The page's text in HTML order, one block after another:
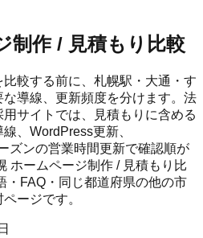
制作 / 見積もり比較
較する前に、札幌駅・大通・す
導線、更新頻度を分けます。法
サイトでは、見積もりに含める
、WordPress更新、
ズンの営業時間更新で確認順が
ホームページ制作 / 見積もり比
・FAQ・同じ都道府県の他の市
ージです。